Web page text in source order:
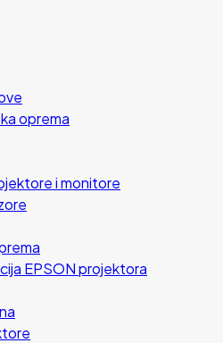
oprema
i monitore
EPSON projektora